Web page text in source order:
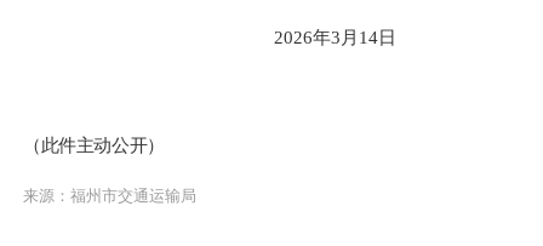
2026年3月14日
（此件主动公开）
来源：福州市交通运输局